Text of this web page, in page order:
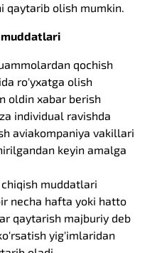
qaytarib olish mumkin.
qochish
ro'yxatga olish
oldin xabar berish
individual ravishda
aviakompaniya vakillari
keyin amalga
muddatlari
necha hafta yoki hatto
qaytarish majburiy deb
yig'imlaridan